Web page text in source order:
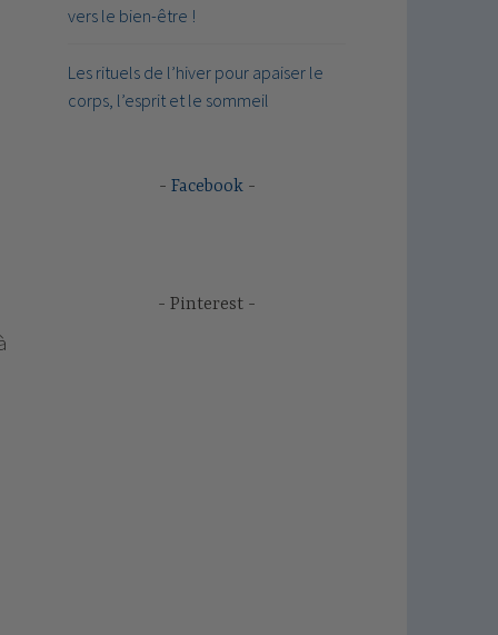
vers le bien-être !
Les rituels de l’hiver pour apaiser le
corps, l’esprit et le sommeil
Facebook
Pinterest